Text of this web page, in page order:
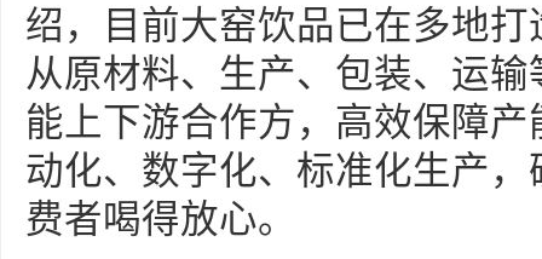
绍，目前大窑饮品已在多地
从原材料、生产、包装、运
能上下游合作方，高效保障
动化、数字化、标准化生产
费者喝得放心。